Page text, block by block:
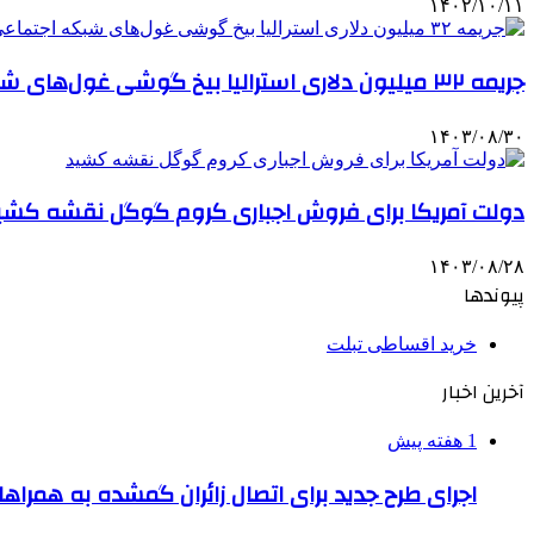
۱۴۰۲/۱۰/۱۱
جریمه ۳۲ میلیون دلاری استرالیا بیخ گوشی غول‌های شبکه اجتماعی
۱۴۰۳/۰۸/۳۰
دولت آمریکا برای فروش اجباری کروم گوگل نقشه
۱۴۰۳/۰۸/۲۸
پیوندها
خرید اقساطی تبلت
آخرین اخبار
1 هفته پیش
اجرای طرح جدید برای اتصال زائران گمشده به